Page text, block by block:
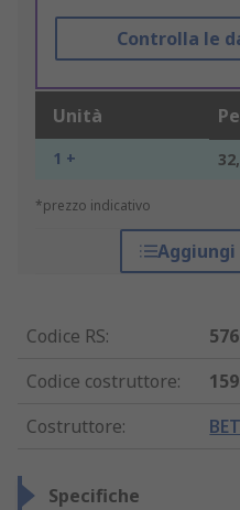
Controlla le
Unità
1 +
*prezzo indicativo
Codice RS:
Codice costruttore:
Costruttore:
Specifiche